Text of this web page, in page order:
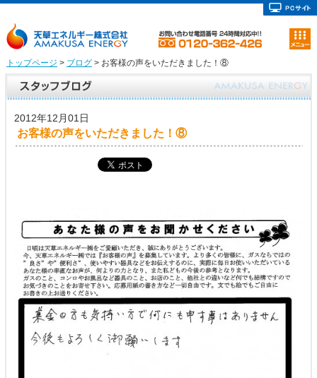
トップページ > ブログ> お客様の声をいただきました！⑧
2012年12月01日
お客様の声をいただきました！⑧